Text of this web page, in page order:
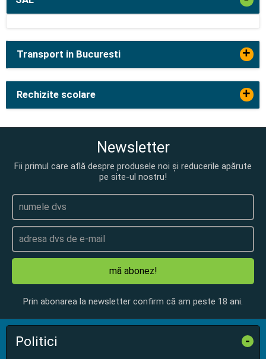
Transport in Bucuresti +
Rechizite scolare +
Newsletter
Fii primul care află despre produsele noi și reducerile apărute
pe site-ul nostru!
mă abonez!
Prin abonarea la newsletter confirm că am peste 18 ani.
Politici -